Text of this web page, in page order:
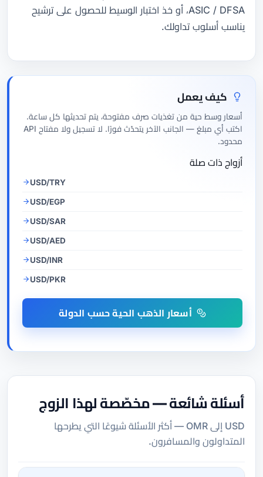
ASIC / DFSA، أو خذ اختبار الوسيط للحصول على ترشيح
يناسب أسلوب تداولك.
كيف يعمل
أسعار وسط حية من تغذيات صرف مفتوحة، يتم تحديثها كل ساعة.
اكتب أي مبلغ — الجانب الآخر يتحدّث فورًا. لا تسجيل ولا مفتاح API
محدود.
أزواج ذات صلة
USD/TRY
USD/EGP
USD/SAR
USD/AED
USD/INR
USD/PKR
أسعار الذهب الحية حسب الدولة
أسئلة شائعة — مخصّصة لهذا الزوج
USD إلى OMR — أكثر الأسئلة شيوعًا التي يطرحها
المتداولون والمسافرون.